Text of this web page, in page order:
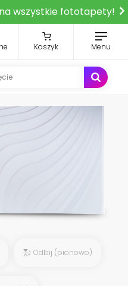
wszystkie fototapety!
Koszyk Menu
Odbij (pionowo)